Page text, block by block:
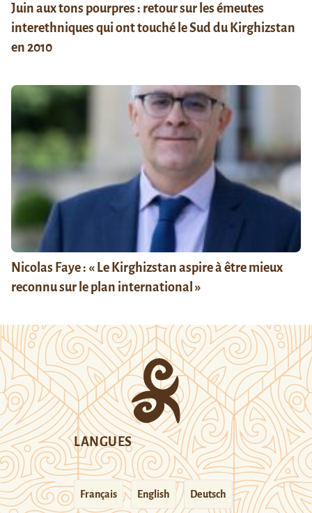
Juin aux tons pourpres : retour sur les émeutes
interethniques qui ont touché le Sud du Kirghizstan
en 2010
Nicolas Faye : « Le Kirghizstan aspire à être mieux
reconnu sur le plan international »
LANGUES
Français English Deutsch